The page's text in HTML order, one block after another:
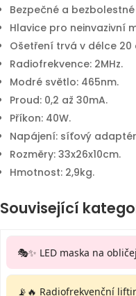
Bezpečné a
Hlavice pro neinvazivní
Ošetření trvá v délce 20
Radiofrekvence: 2MHz.
Modré světlo: 465nm.
Proud: 0,2 až 30mA.
Příkon: 40W.
Napájení: síťový
Rozměry: 33x26x10cm.
Hmotnost: 2,9kg.
Související
🎭✨ LED maska na obličej
📡🔥 Radiofrekvenční